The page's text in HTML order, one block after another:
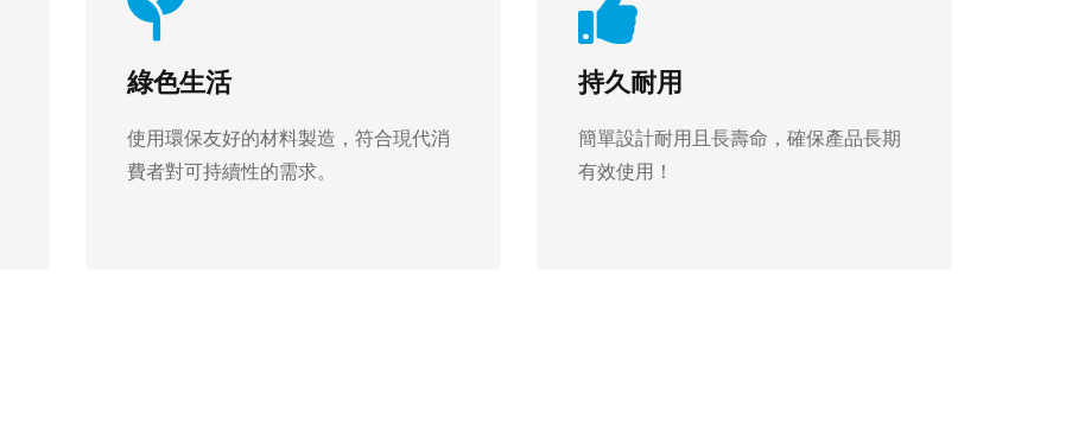
綠色生活
使用環保友好的材料製造，符合現代消
費者對可持續性的需求。
持久耐用
簡單設計耐用且長壽命，確保產品長期
有效使用！